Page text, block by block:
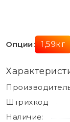
Опции: 1,59кг
Штрихкод
Наличие: